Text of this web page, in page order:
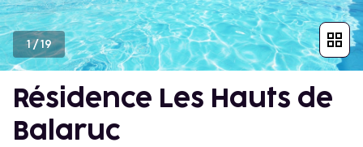
1/19
Résidence Les Hauts de
Balaruc